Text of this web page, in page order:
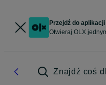
Przejdź do aplikacji
Otwieraj OLX
Znajdź coś